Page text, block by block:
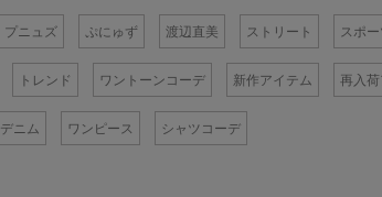
プニュズ ぷにゅず 渡辺直美 ストリート スポー
トレンド ワントーンコーデ 新作アイテム 再入
デニム ワンピース シャツコーデ